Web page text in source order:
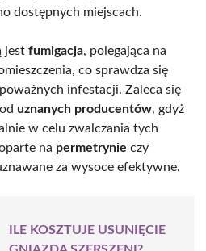
dostępnych miejscach.
jest fumigacja, polegająca na
co sprawdza się
infestacji. Zaleca się
uznanych producentów, gdyż
w celu zwalczania tych
na permetrynie czy
za wysoce efektywne.
ILE KOSZTUJE USUNIĘCIE